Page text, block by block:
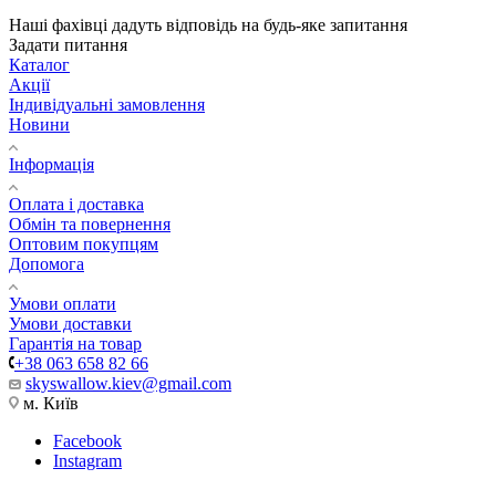
Наші фахівці дадуть відповідь на будь-яке запитання
Задати питання
Каталог
Акції
Індивідуальні замовлення
Новини
Інформація
Оплата і доставка
Обмін та повернення
Оптовим покупцям
Допомога
Умови оплати
Умови доставки
Гарантія на товар
+38 063 658 82 66
skyswallow.kiev@gmail.com
м. Київ
Facebook
Instagram